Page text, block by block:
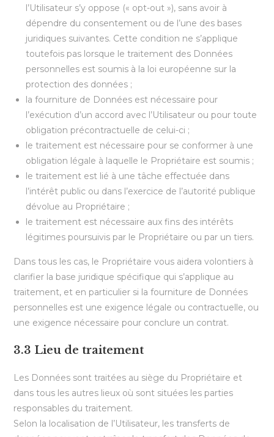
l’Utilisateur s’y oppose (« opt-out »), sans avoir à
dépendre du consentement ou de l’une des bases
juridiques suivantes. Cette condition ne s’applique
toutefois pas lorsque le traitement des Données
personnelles est soumis à la loi européenne sur la
protection des données ;
la fourniture de Données est nécessaire pour
l’exécution d’un accord avec l’Utilisateur ou pour toute
obligation précontractuelle de celui-ci ;
le traitement est nécessaire pour se conformer à une
obligation légale à laquelle le Propriétaire est soumis ;
le traitement est lié à une tâche effectuée dans
l’intérêt public ou dans l’exercice de l’autorité publique
dévolue au Propriétaire ;
le traitement est nécessaire aux fins des intérêts
légitimes poursuivis par le Propriétaire ou par un tiers.
Dans tous les cas, le Propriétaire vous aidera volontiers à
clarifier la base juridique spécifique qui s’applique au
traitement, et en particulier si la fourniture de Données
personnelles est une exigence légale ou contractuelle, ou
une exigence nécessaire pour conclure un contrat.
3.3 Lieu de traitement
Les Données sont traitées au siège du Propriétaire et
dans tous les autres lieux où sont situées les parties
responsables du traitement.
Selon la localisation de l’Utilisateur, les transferts de